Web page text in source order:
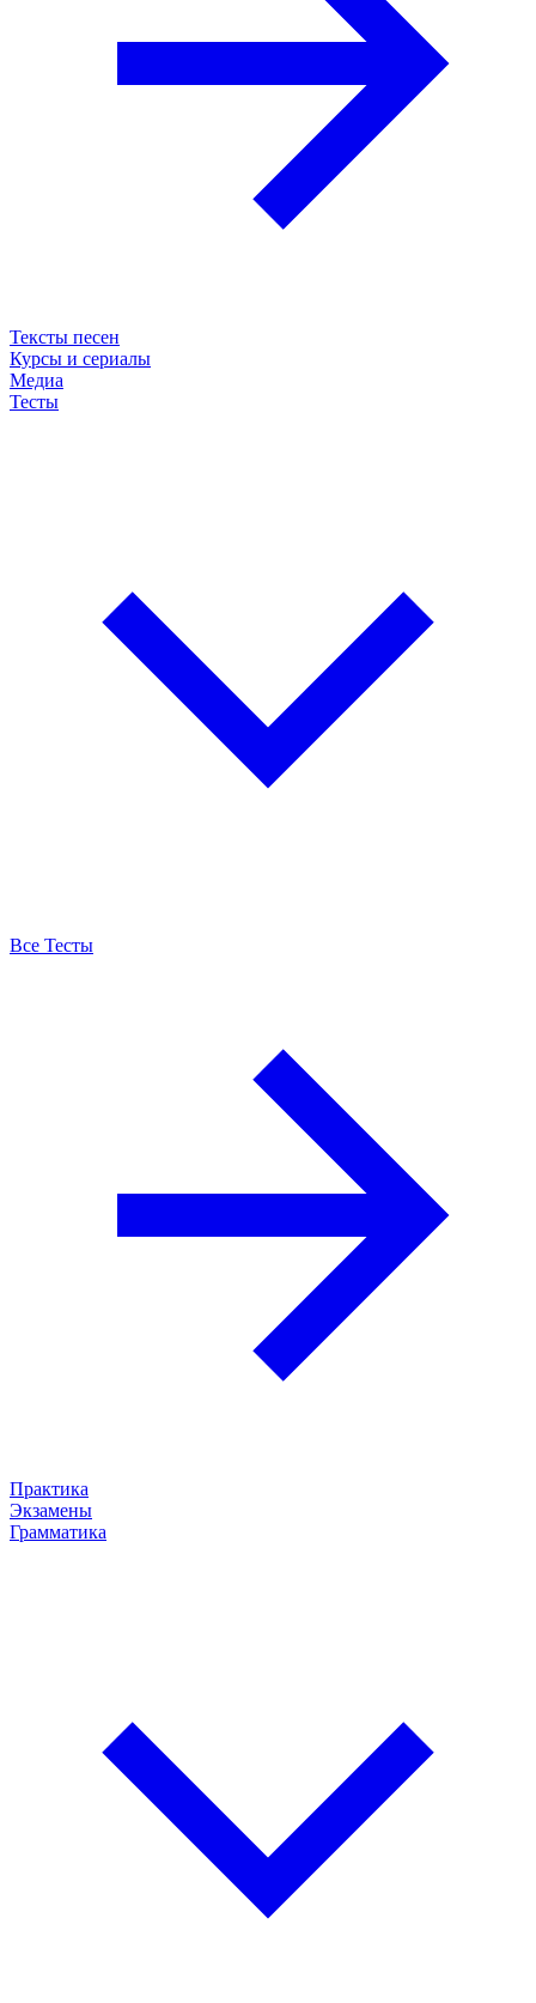
Тексты песен
Курсы и сериалы
Медиа
Тесты
Все Тесты
Практика
Экзамены
Грамматика